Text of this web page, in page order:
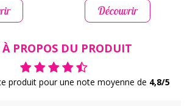
Découvrir
À PROPOS DU PRODUIT
produit pour une note moyenne de 4,8/5